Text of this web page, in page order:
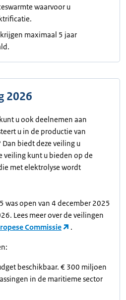
waarvoor u
maximaal 5 jaar
2026
u ook deelnemen aan
u in de productie van
biedt deze veiling u
veiling kunt u bieden op de
met elektrolyse wordt
was open van 4 december 2025
Lees meer over de veilingen
Commissie .
beschikbaar. € 300 miljoen
in de maritieme sector